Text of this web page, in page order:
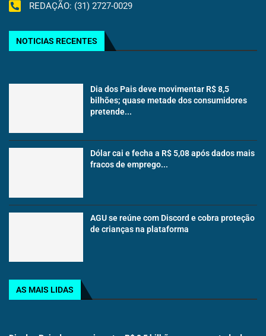
REDAÇÃO: (31) 2727-0029
NOTICIAS RECENTES
Dia dos Pais deve movimentar R$ 8,5
bilhões; quase metade dos consumidores
pretende...
Dólar cai e fecha a R$ 5,08 após dados mais
fracos de emprego...
AGU se reúne com Discord e cobra proteção
de crianças na plataforma
AS MAIS LIDAS